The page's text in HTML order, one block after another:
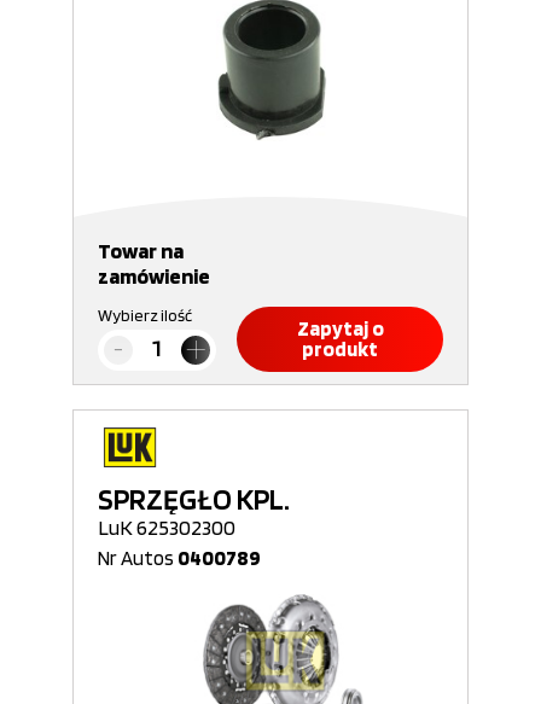
Towar na
zamówienie
Wybierz ilość
Zapytaj o
produkt
SPRZĘGŁO KPL.
LuK 625302300
Nr Autos 0400789